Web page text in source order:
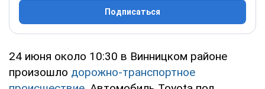
Подписаться
24 июня около 10:30 в Винницком районе
произошло дорожно-транспортное